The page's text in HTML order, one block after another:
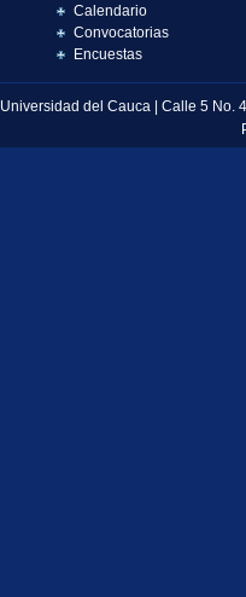
Calendario
Convocatorias
Encuestas
Universidad del Cauca | Calle 5 No.